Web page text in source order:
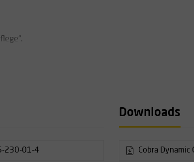
230-01-4
Downloads
Cobra